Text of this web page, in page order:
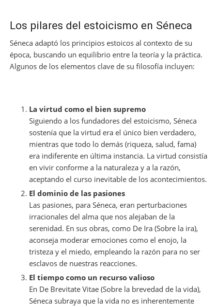
Los pilares del estoicismo en Séneca
Séneca adaptó los principios estoicos al contexto de su
época, buscando un equilibrio entre la teoría y la práctica.
Algunos de los elementos clave de su filosofía incluyen:
La virtud como el bien supremo
Siguiendo a los fundadores del estoicismo, Séneca
sostenía que la virtud era el único bien verdadero,
mientras que todo lo demás (riqueza, salud, fama)
era indiferente en última instancia. La virtud consistía
en vivir conforme a la naturaleza y a la razón,
aceptando el curso inevitable de los acontecimientos.
El dominio de las pasiones
Las pasiones, para Séneca, eran perturbaciones
irracionales del alma que nos alejaban de la
serenidad. En sus obras, como De Ira (Sobre la ira),
aconseja moderar emociones como el enojo, la
tristeza y el miedo, empleando la razón para no ser
esclavos de nuestras reacciones.
El tiempo como un recurso valioso
En De Brevitate Vitae (Sobre la brevedad de la vida),
Séneca subraya que la vida no es inherentemente